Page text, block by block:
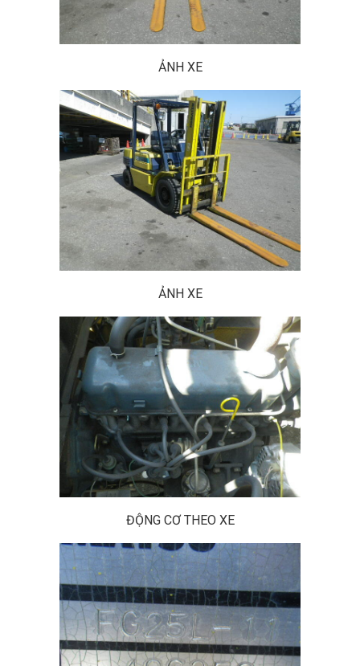
ẢNH XE
ẢNH XE
ĐỘNG CƠ THEO XE